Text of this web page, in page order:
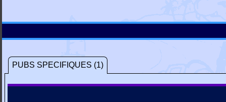
PUBS SPECIFIQUES (1)